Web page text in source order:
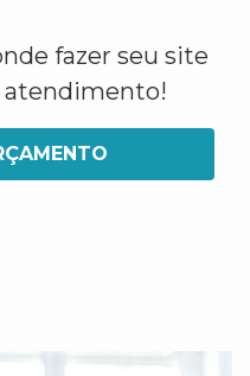
fazer seu site
atendimento!